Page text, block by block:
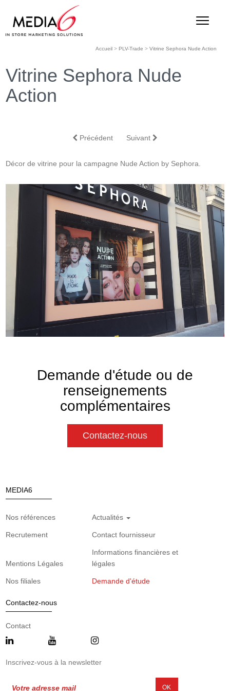
Accueil> PLV-Trade > Vitrine Sephora Nude Action
Vitrine Sephora Nude
Action
Précédent Suivant
Décor de vitrine pour la campagne Nude Action by Sephora.
Demande d'étude ou de
renseignements
complémentaires
Contactez-nous
MEDIA6
Nos références Actualités
Recrutement Contact fournisseur
Mentions Légales
Informations financières et
légales
Nos filiales Demande d'étude
Contactez-nous
Contact
Inscrivez-vous à la newsletter
OK